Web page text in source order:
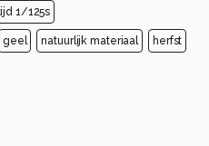
1/125s
geel natuurlijk materiaal herfst